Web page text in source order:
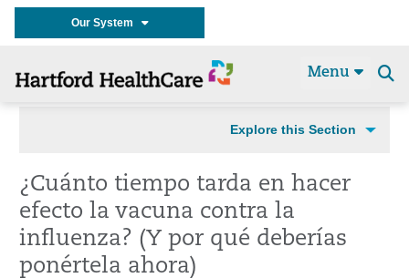
Our System
Menu
Explore this Section
¿Cuánto tiempo tarda en hacer
efecto la vacuna contra la
influenza? (Y por qué deberías
ponértela ahora)